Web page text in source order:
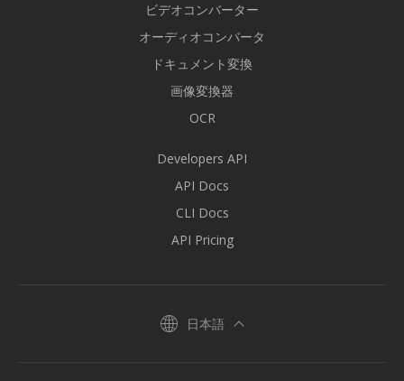
ビデオコンバーター
オーディオコンバータ
ドキュメント変換
画像変換器
OCR
Developers API
API Docs
CLI Docs
API Pricing
日本語